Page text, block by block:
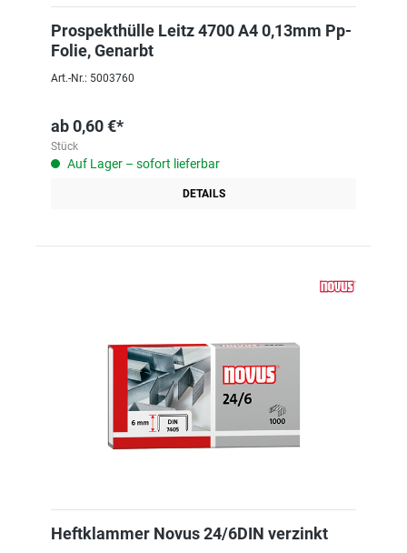
Prospekthülle Leitz 4700 A4 0,13mm Pp-
Folie, Genarbt
Art.-Nr.: 5003760
ab0,60 €*
Stück
Auf Lager – sofort lieferbar
DETAILS
Heftklammer Novus 24/6DIN verzinkt